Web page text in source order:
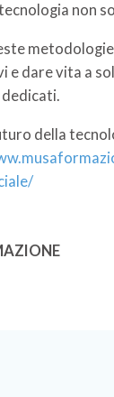
non
dare vita a
della